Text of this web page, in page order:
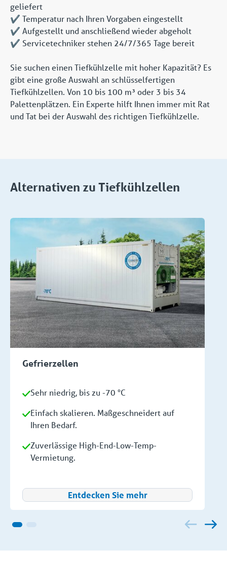
geliefert
✔️ Temperatur nach Ihren Vorgaben eingestellt
✔️ Aufgestellt und anschließend wieder abgeholt
✔️ Servicetechniker stehen 24/7/365 Tage bereit
Sie suchen einen Tiefkühlzelle mit hoher Kapazität? Es
gibt eine große Auswahl an schlüsselfertigen
Tiefkühlzellen. Von 10 bis 100 m³ oder 3 bis 34
Palettenplätzen. Ein Experte hilft Ihnen immer mit Rat
und Tat bei der Auswahl des richtigen Tiefkühlzelle.
Alternativen zu Tiefkühlzellen
Gefrierzellen
Sehr niedrig, bis zu -70 °C
Einfach skalieren. Maßgeschneidert auf
Ihren Bedarf.
Zuverlässige High-End-Low-Temp-
Vermietung.
Entdecken Sie mehr